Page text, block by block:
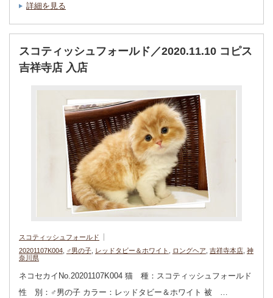
詳細を見る
スコティッシュフォールド／2020.11.10 コピス
吉祥寺店 入店
スコティッシュフォールド
20201107K004
♂男の子 レッドタビー＆ホワイト ロングヘア 吉祥寺本店 神
奈川県
ネコセカイNo.20201107K004 猫 種：スコティッシュフォールド
性 別：♂男の子 カラー：レッドタビー＆ホワイト 被 …